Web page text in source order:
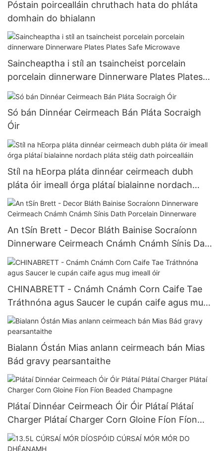
Póstain poircealláin chruthach hata do phláta
domhain do bhialann
Saincheaptha i stíl an tsaincheist porcelain
porcelain dinnerware Dinnerware Plates Plates
Safe Microwave
Só bán Dinnéar Ceirmeach Bán Pláta Socraigh
Óir
Stíl na hEorpa pláta dinnéar ceirmeach dubh
pláta óir imeall órga plátaí bialainne nordach
pláta stéig dath poircealláin
An tSín Brett - Decor Bláth Bainise Socraíonn
Dinnerware Ceirmeach Cnámh Cnámh Sínis Dath
Porcelain Dinnerware
CHINABRETT - Cnámh Cnámh Corn Caife Tae
Tráthnóna agus Saucer le cupán caife agus mug
imeall óir
Bialann Óstán Mias anlann ceirmeach bán Mias
Bád gravy pearsantaithe
Plátaí Dinnéar Ceirmeach Óir Óir Plátaí Plátaí
Charger Plátaí Charger Corn Gloine Fíon Fíon
Beaded Champagne